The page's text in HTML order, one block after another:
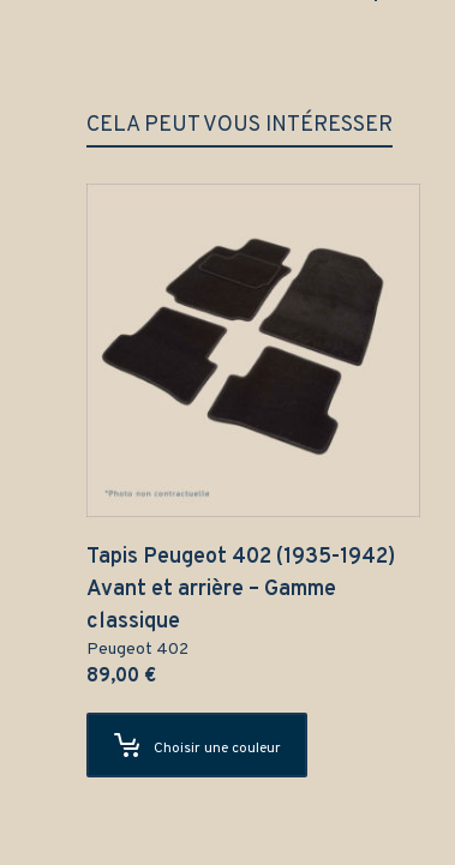
CELA PEUT VOUS INTÉRESSER
Tapis Peugeot 402 (1935-1942)
Avant et arrière – Gamme
classique
Peugeot 402
89,00 €
Choisir une couleur